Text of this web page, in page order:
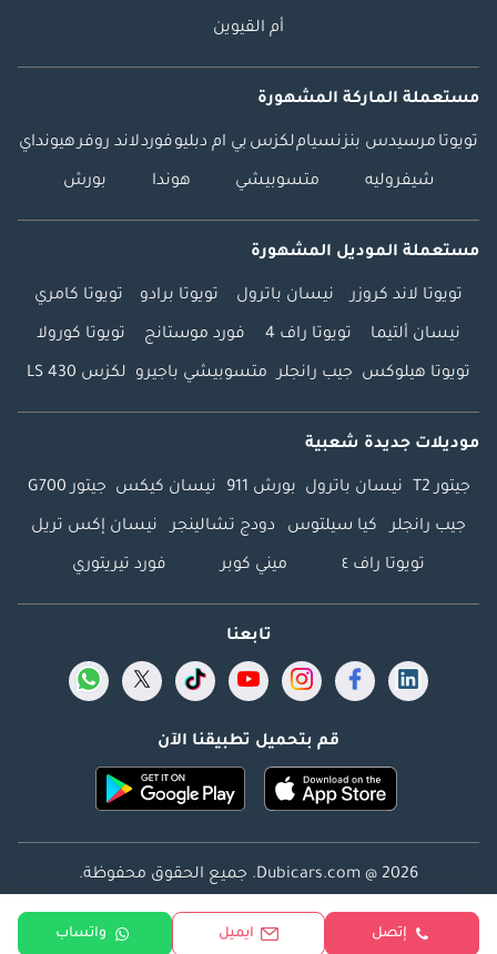
إتصل ايميل واتساب
أم القيوين
مستعملة الماركة المشهورة
تويوتا مرسيدس بنزنسياملكزس بي ام دبليوفوردلاند روفرهيونداي
شيفروليه متسوبيشي هوندا بورش
مستعملة الموديل المشهورة
تويوتا لاند كروزر نيسان باترول تويوتا برادو تويوتا كامري
نيسان ألتيما تويوتا راف 4 فورد موستانج تويوتا كورولا
تويوتا هيلوكس جيب رانجلر متسوبيشي باجيرو لكزس LS 430
موديلات جديدة شعبية
جيتور T2 نيسان باترول بورش 911 نيسان كيكس جيتور G700
جيب رانجلر كيا سيلتوس دودج تشالينجر نيسان إكس تريل
تويوتا راف ٤ ميني كوبر فورد تيريتوري
تابعنا
قم بتحميل تطبيقنا الآن
Dubicars.com @ 2026. جميع الحقوق محفوظة.
العنوان: 2114 ، برج شذى ، المدينة الإعلامية ، دبي ، الإمارات